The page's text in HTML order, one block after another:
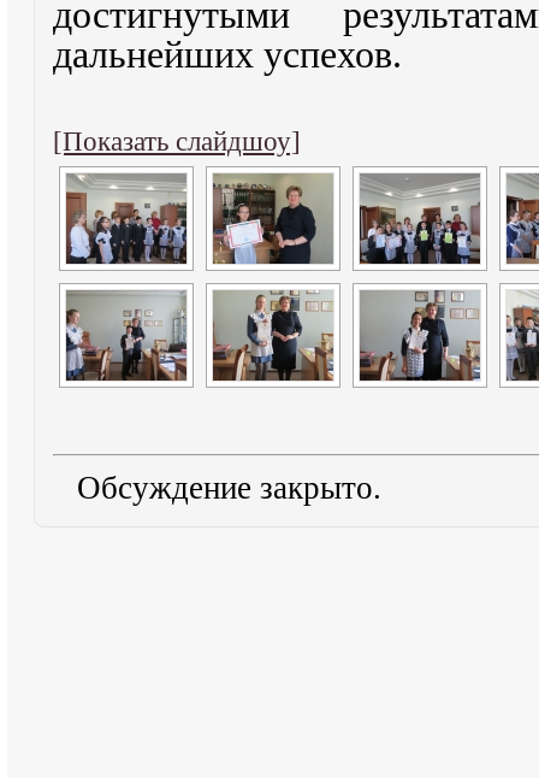
достигнутыми
дальнейших успехов.
[Показать слайдшоу]
Обсуждение закрыто.